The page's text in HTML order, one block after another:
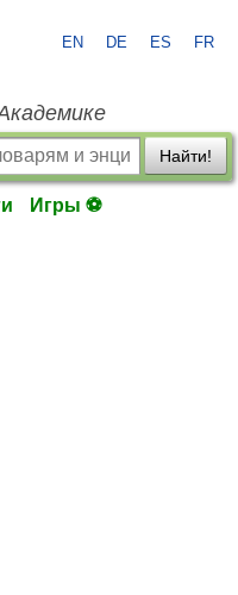
EN DE ES FR
Найти!
Игры ⚽